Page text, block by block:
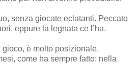
senza giocate eclatanti. Peccato
eppure la legnata ce l’ha.
gioco, è molto posizionale.
come ha sempre fatto: nella